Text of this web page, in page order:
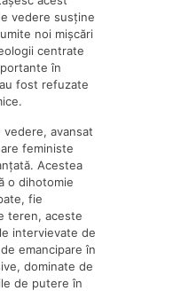
vedere susține
noi mișcări
centrate
în
fost refuzate
avansat
feministe
Acestea
o dihotomie
fie
teren, aceste
intervievate de
emancipare în
dominate de
de putere în